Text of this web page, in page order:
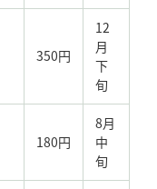
350円
12
月
下
旬
180円
8月
中
旬